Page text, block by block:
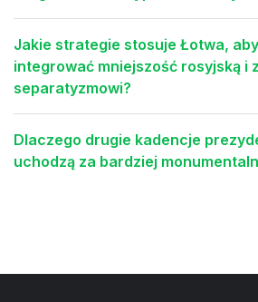
Jakie strategie stosuje Łotwa, aby
integrować mniejszość rosyjską i
separatyzmowi?
Dlaczego drugie kadencje
uchodzą za bardziej